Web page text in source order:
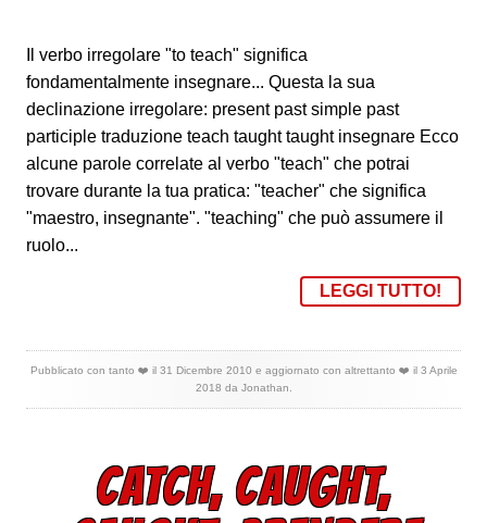
Il verbo irregolare "to teach" significa
fondamentalmente insegnare... Questa la sua
declinazione irregolare: present past simple past
participle traduzione teach taught taught insegnare Ecco
alcune parole correlate al verbo "teach" che potrai
trovare durante la tua pratica: "teacher" che significa
"maestro, insegnante". "teaching" che può assumere il
ruolo...
LEGGI TUTTO!
Pubblicato con tanto ❤️ il 31 Dicembre 2010 e aggiornato con altrettanto ❤️ il 3 Aprile
2018 da Jonathan
CATCH, CAUGHT,